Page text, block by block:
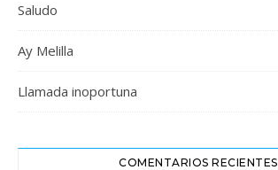
Saludo
Ay Melilla
Llamada inoportuna
COMENTARIOS RECIENTES